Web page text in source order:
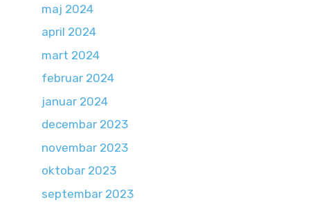
maj 2024
april 2024
mart 2024
februar 2024
januar 2024
decembar 2023
novembar 2023
oktobar 2023
septembar 2023